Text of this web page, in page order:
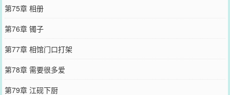
第75章 相册
第76章 镯子
第77章 相馆门口打架
第78章 需要很多爱
第79章 江砚下厨